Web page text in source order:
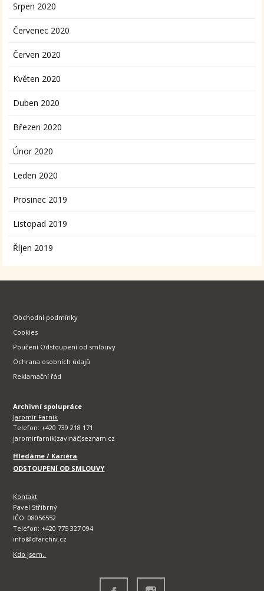
Srpen 2020
Červenec 2020
Červen 2020
Květen 2020
Duben 2020
Březen 2020
Únor 2020
Leden 2020
Prosinec 2019
Listopad 2019
Říjen 2019
Obchodní podmínky
Cookies
Poučení Odstoupení od smlouvy
Ochrana osobních údajů
Reklamační řád
Archivní spolupráce
Jaromír Farník
Telefon: +420 739 218 171
jaromirfarnik(zavináč)seznam.cz
Hledáme / Kariéra
ODSTOUPENÍ OD SMLOUVY
Kontakt
Pavel Stříbrný
IČO: 08056552
Telefon: +420 775 327 094
info@dfarchiv.cz
Kdo jsem..